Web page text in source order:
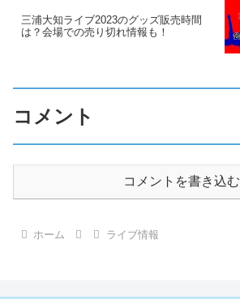
三浦大知ライブ2023のグッズ販売時間
は？会場での売り切れ情報も！
コメント
コメントを書き込む
ホーム ライブ情報